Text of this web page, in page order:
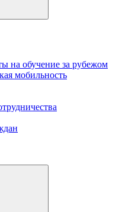
на обучение за рубежом
мобильность